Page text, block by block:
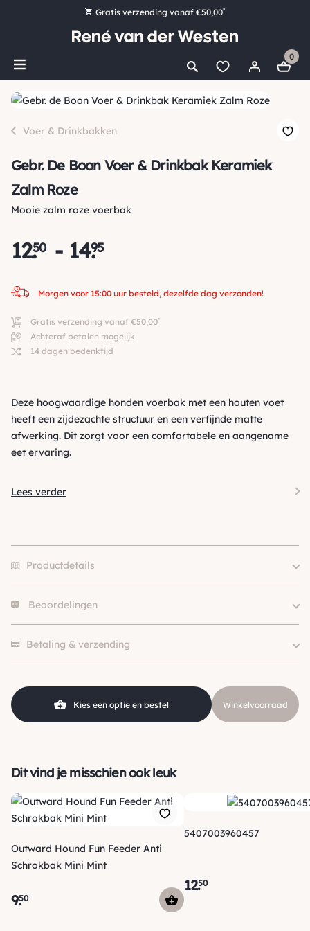
Gratis verzending vanaf €50,00*
Bestel nu, betaal later met Klarna
Ruim 16.000 artikelen op voorraad
0
Voer & Drinkbakken
Gebr. De Boon Voer & Drinkbak Keramiek
Zalm Roze
Mooie zalm roze voerbak
12.
50 - 14.
95
Morgen voor 15:00 uur besteld, dezelfde dag verzonden!
Gratis verzending vanaf €50,00*
Achteraf betalen mogelijk
14 dagen bedenktijd
Deze hoogwaardige honden voerbak met een houten voet
heeft een zijdezachte structuur en een verfijnde matte
afwerking. Dit zorgt voor een comfortabele en aangename
eet ervaring.
Lees verder
Productdetails
Size
Merk
Gebr. de Boon
Beoordelingen
Betaling & verzending
Kies een optie en bestel Winkelvoorraad
Dit vind je misschien ook leuk
Outward Hound Fun Feeder Anti
Schrokbak Mini Mint
9.50
5407003960457
12.50